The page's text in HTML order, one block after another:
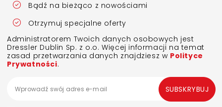
Bądź na bieżąco z nowościami
Otrzymuj specjalne oferty
Administratorem Twoich danych osobowych jest
Dressler Dublin Sp. z o.o. Więcej informacji na temat
zasad przetwarzania danych znajdziesz w Polityce
Prywatności.
SUBSKRYBUJ